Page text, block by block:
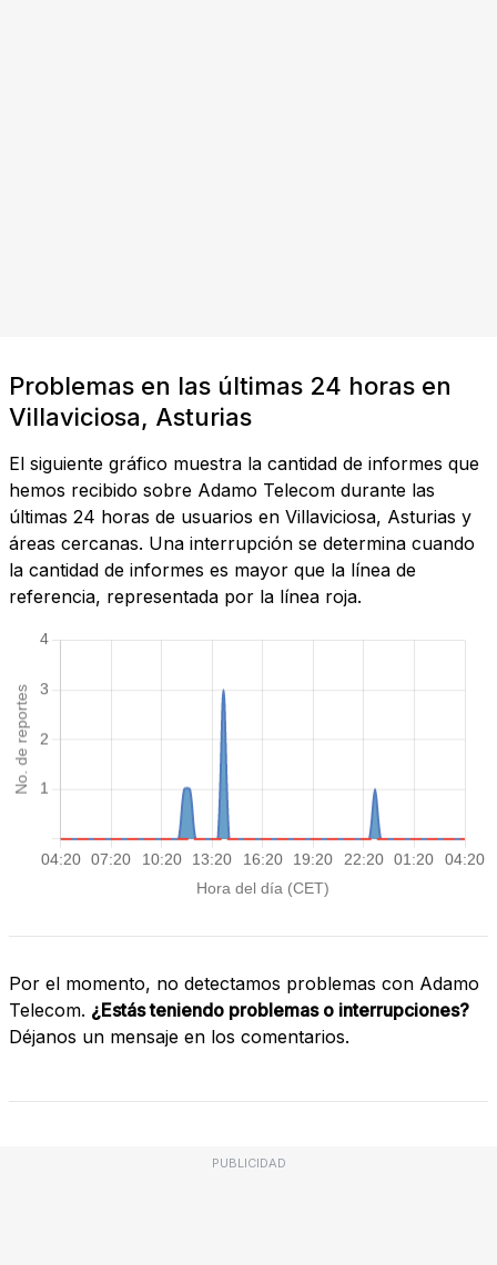
Problemas en las últimas 24 horas en
Villaviciosa, Asturias
El siguiente gráfico muestra la cantidad de informes que
hemos recibido sobre Adamo Telecom durante las
últimas 24 horas de usuarios en Villaviciosa, Asturias y
áreas cercanas. Una interrupción se determina cuando
la cantidad de informes es mayor que la línea de
referencia, representada por la línea roja.
Por el momento, no detectamos problemas con Adamo
Telecom. ¿Estás teniendo problemas o interrupciones?
Déjanos un mensaje en los comentarios.
PUBLICIDAD